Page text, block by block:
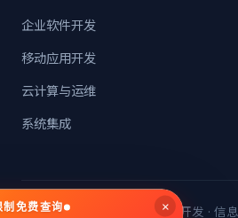
企业软件开发
移动应用开发
云计算与运维
系统集成
© 2026 中赢惠通信息 · 软件开发 · 信息
×
免费查询